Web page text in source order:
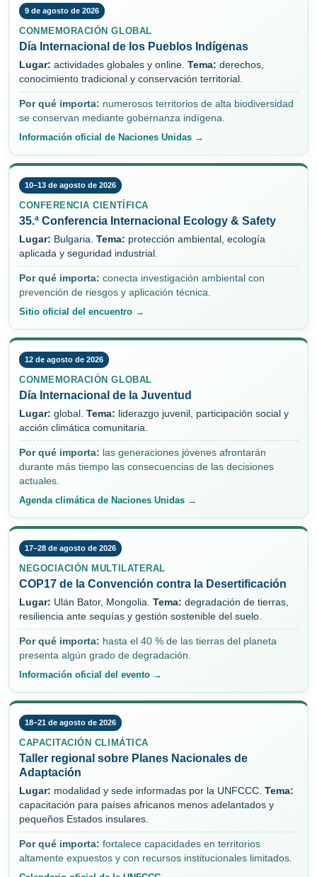
9 de agosto de 2026
CONMEMORACIÓN GLOBAL
Día Internacional de los Pueblos Indígenas
Lugar: actividades globales y online. Tema: derechos,
conocimiento tradicional y conservación territorial.
Por qué importa: numerosos territorios de alta biodiversidad
se conservan mediante gobernanza indígena.
Información oficial de Naciones Unidas →
10–13 de agosto de 2026
CONFERENCIA CIENTÍFICA
35.ª Conferencia Internacional Ecology & Safety
Lugar: Bulgaria. Tema: protección ambiental, ecología
aplicada y seguridad industrial.
Por qué importa: conecta investigación ambiental con
prevención de riesgos y aplicación técnica.
Sitio oficial del encuentro →
12 de agosto de 2026
CONMEMORACIÓN GLOBAL
Día Internacional de la Juventud
Lugar: global. Tema: liderazgo juvenil, participación social y
acción climática comunitaria.
Por qué importa: las generaciones jóvenes afrontarán
durante más tiempo las consecuencias de las decisiones
actuales.
Agenda climática de Naciones Unidas →
17–28 de agosto de 2026
NEGOCIACIÓN MULTILATERAL
COP17 de la Convención contra la Desertificación
Lugar: Ulán Bator, Mongolia. Tema: degradación de tierras,
resiliencia ante sequías y gestión sostenible del suelo.
Por qué importa: hasta el 40 % de las tierras del planeta
presenta algún grado de degradación.
Información oficial del evento →
18–21 de agosto de 2026
CAPACITACIÓN CLIMÁTICA
Taller regional sobre Planes Nacionales de
Adaptación
Lugar: modalidad y sede informadas por la UNFCCC. Tema:
capacitación para países africanos menos adelantados y
pequeños Estados insulares.
Por qué importa: fortalece capacidades en territorios
altamente expuestos y con recursos institucionales limitados.